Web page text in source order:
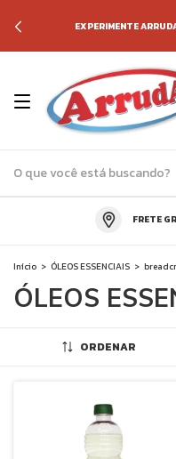
EXPERIMENTE
FRETE
Início > ÓLEOS ESSENCIAIS >
ÓLEOS
ORDENAR